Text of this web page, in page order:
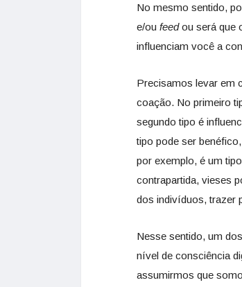
No mesmo sentido,
e/ou feedou será que
influenciam você a
Precisamos levar em
coação. No primeiro
segundo tipo é
tipo pode ser
por exemplo, é um
contrapartida, vieses
dos indivíduos, trazer
Nesse sentido, um
nível de consciência
assumirmos que